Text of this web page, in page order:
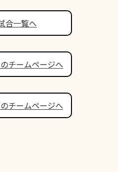
合一覧へ
チームページへ
チームページへ